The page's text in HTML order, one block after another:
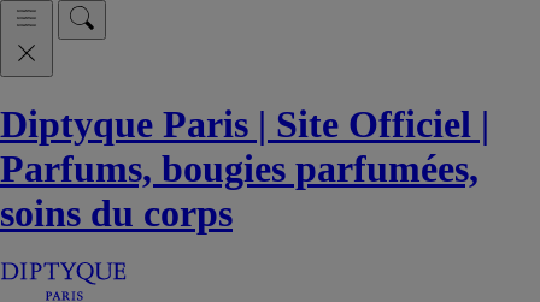
Diptyque Paris | Site Officiel |
Parfums, bougies parfumées,
soins du corps